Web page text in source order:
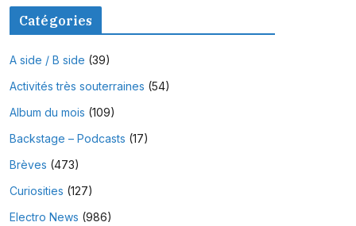
Catégories
A side / B side (39)
Activités très souterraines (54)
Album du mois (109)
Backstage – Podcasts (17)
Brèves (473)
Curiosities (127)
Electro News (986)